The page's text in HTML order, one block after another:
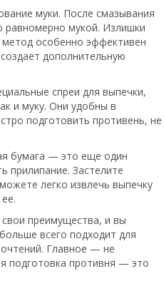
муки. После смазывания
равномерно мукой. Излишки
особенно эффективен
дополнительную
спреи для выпечки,
и муку. Они удобны в
подготовить противень, не
бумага — это еще один
прилипание. Застелите
легко извлечь выпечку
преимущества, и вы
всего подходит для
Главное — не
подготовка противня — это